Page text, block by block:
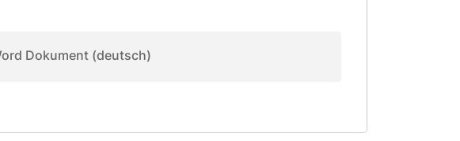
Dokument (deutsch)